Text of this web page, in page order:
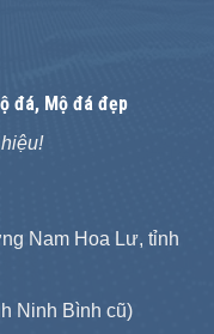
đá, Mộ đá đẹp
Nam Hoa Lư, tỉnh
Ninh Bình cũ)